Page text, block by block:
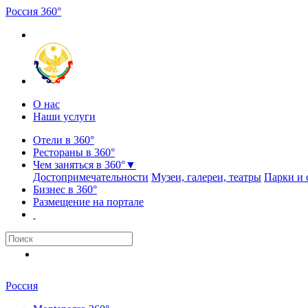
Россия 360°
О нас
Наши услуги
Отели в 360°
Рестораны в 360°
Чем заняться в 360°▼
Достопримечательности Музеи, галереи, театры Парки и
Бизнес в 360°
Размещение на портале
Россия